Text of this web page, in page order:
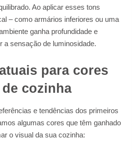
Ao aplicar esses tons
– como armários inferiores ou uma
ganha profundidade e
a sensação de luminosidade.
para cores
cozinha
e tendências dos primeiros
algumas cores que têm ganhado
o visual da sua cozinha: